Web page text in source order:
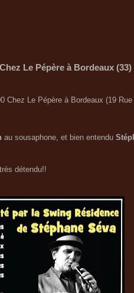
Le Pépère à Bordeaux (33)
Chez Le Pépère à Bordeaux (19
au sousaphone, et bien entendu
détendu!!